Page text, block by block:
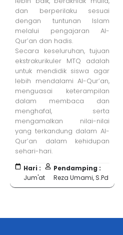
dan berperilaku sesuai
dengan tuntunan Islam
melalui pengajaran Al-
Qur’an dan hadis.
Secara keseluruhan, tujuan
ekstrakurikuler MTQ adalah
untuk mendidik siswa agar
lebih mendalami Al-Qur’an,
menguasai keterampilan
dalam membaca dan
menghafal, serta
mengamalkan nilai-nilai
yang terkandung dalam Al-
Qur’an dalam kehidupan
sehari-hari.
Hari :
Jum'at
Pendamping :
Reza Umami, S.Pd